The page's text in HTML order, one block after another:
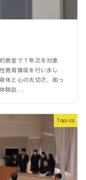
教室で１年次を対象
育講座を行いまし
体と心の大切さ、困っ
験談...
Topics